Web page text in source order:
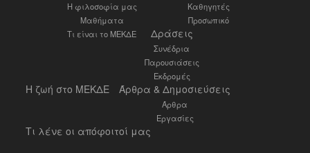
Η φιλοσοφία μας
Μαθήματα
Τι είναι το ΜΕΚΔΕ
Καθηγητές
Προσωπικό
Δράσεις
Συνέδρια
Παρουσιάσεις
Εκδρομές
Η ζωή στο ΜΕΚΔΕ Άρθρα & Δημοσιεύσεις
Άρθρα
Εργασίες
Τι λένε οι απόφοιτοί μας